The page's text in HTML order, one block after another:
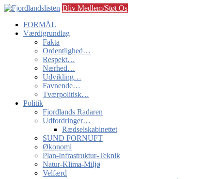
Bliv Medlem/Støt Os
FORMÅL
Værdigrundlag
Fakta
Ordentlighed…
Respekt…
Nærhed…
Udvikling…
Favnende…
Tværpolitisk…
Politik
Fjordlands Radaren
Udfordringer…
Rædselskabinettet
SUND FORNUFT
Økonomi
Plan-Infrastruktur-Teknik
Natur-Klima-Miljø
Velfærd